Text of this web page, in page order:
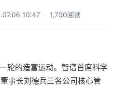
10:47 · 1,700阅读
轮的造富运动。智谱首席科学
事长刘德兵三名公司核心管